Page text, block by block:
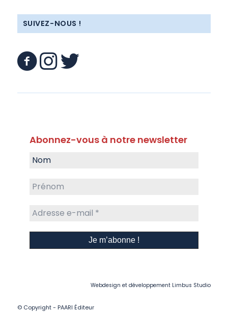
SUIVEZ-NOUS !
Abonnez-vous à notre newsletter
Webdesign et développement Limbus Studio
© Copyright - PAARI Éditeur